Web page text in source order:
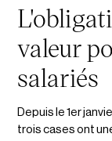
valeur
salariés
Depuis le 1er
trois cases ont